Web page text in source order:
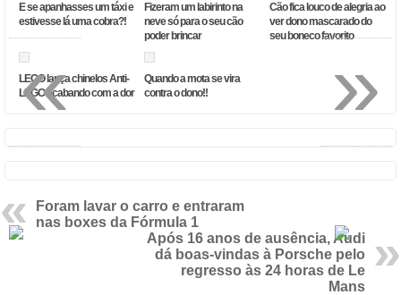
E se apanhasses um táxi e
estivesse lá uma cobra?!
Fizeram um labirinto na
neve só para o seu cão
poder brincar
Cão fica louco de alegria ao
ver dono mascarado do
seu boneco favorito
LEGO lança chinelos Anti-
LEGO acabando com a dor
Quando a mota se vira
contra o dono!!
Foram lavar o carro e entraram
nas boxes da Fórmula 1
Após 16 anos de ausência, Audi
dá boas-vindas à Porsche pelo
regresso às 24 horas de Le
Mans
»
«